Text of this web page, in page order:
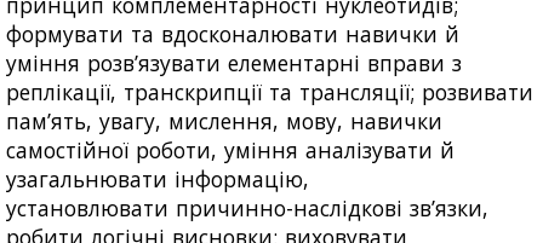
формувати та вдосконалювати навички й
уміння розв’язувати елементарні вправи з
реплікації, транскрипції та трансляції; розвивати
пам’ять, увагу, мислення, мову, навички
самостійної роботи, уміння аналізувати й
узагальнювати інформацію,
установлювати причинно-наслідкові зв’язки,